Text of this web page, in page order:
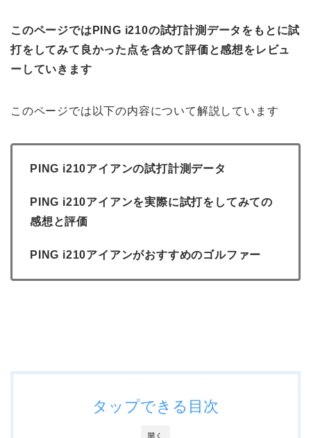
このページではPING i210の試打計測データをもとに試
打をしてみて良かった点を含めて評価と感想をレビュ
ーしていきます
このページでは以下の内容について解説しています
PING i210アイアンの試打計測データ
PING i210アイアンを実際に試打をしてみての
感想と評価
PING i210アイアンがおすすめのゴルファー
開く
タップできる目次